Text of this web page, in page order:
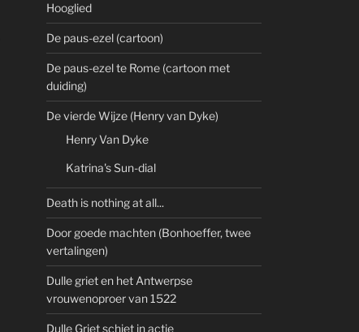
Hooglied
De paus-ezel (cartoon)
De paus-ezel te Rome (cartoon met
duiding)
De vierde Wijze (Henry van Dyke)
Henry Van Dyke
Katrina's Sun-dial
Death is nothing at all...
Door goede machten (Bonhoeffer, twee
vertalingen)
Dulle griet en het Antwerpse
vrouwenoproer van 1522
Dulle Griet schiet in actie